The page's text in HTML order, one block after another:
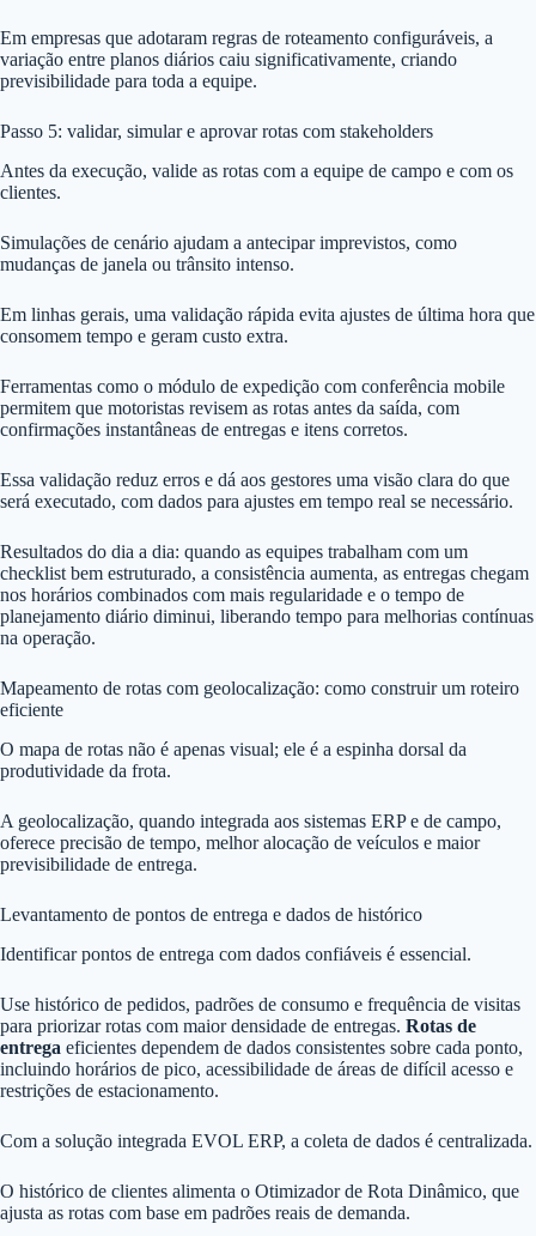
Em empresas que adotaram regras de roteamento configuráveis, a
variação entre planos diários caiu significativamente, criando
previsibilidade para toda a equipe.
Passo 5: validar, simular e aprovar rotas com stakeholders
Antes da execução, valide as rotas com a equipe de campo e com os
clientes.
Simulações de cenário ajudam a antecipar imprevistos, como
mudanças de janela ou trânsito intenso.
Em linhas gerais, uma validação rápida evita ajustes de última hora que
consomem tempo e geram custo extra.
Ferramentas como o módulo de expedição com conferência mobile
permitem que motoristas revisem as rotas antes da saída, com
confirmações instantâneas de entregas e itens corretos.
Essa validação reduz erros e dá aos gestores uma visão clara do que
será executado, com dados para ajustes em tempo real se necessário.
Resultados do dia a dia: quando as equipes trabalham com um
checklist bem estruturado, a consistência aumenta, as entregas chegam
nos horários combinados com mais regularidade e o tempo de
planejamento diário diminui, liberando tempo para melhorias contínuas
na operação.
Mapeamento de rotas com geolocalização: como construir um roteiro
eficiente
O mapa de rotas não é apenas visual; ele é a espinha dorsal da
produtividade da frota.
A geolocalização, quando integrada aos sistemas ERP e de campo,
oferece precisão de tempo, melhor alocação de veículos e maior
previsibilidade de entrega.
Levantamento de pontos de entrega e dados de histórico
Identificar pontos de entrega com dados confiáveis é essencial.
Use histórico de pedidos, padrões de consumo e frequência de visitas
para priorizar rotas com maior densidade de entregas. Rotas de
entrega eficientes dependem de dados consistentes sobre cada ponto,
incluindo horários de pico, acessibilidade de áreas de difícil acesso e
restrições de estacionamento.
Com a solução integrada EVOL ERP, a coleta de dados é centralizada.
O histórico de clientes alimenta o Otimizador de Rota Dinâmico, que
ajusta as rotas com base em padrões reais de demanda.